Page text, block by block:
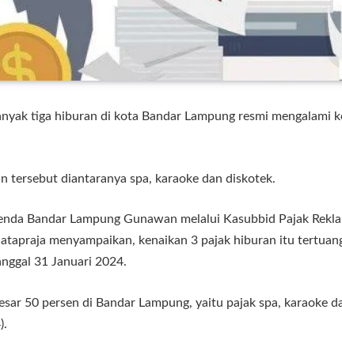
tiga hiburan di kota Bandar Lampung resmi mengalami
tersebut diantaranya spa, karaoke dan diskotek.
Bandar Lampung Gunawan melalui Kasubbid Pajak
menyampaikan, kenaikan 3 pajak hiburan itu
31 Januari 2024.
50 persen di Bandar Lampung, yaitu pajak spa, karaoke